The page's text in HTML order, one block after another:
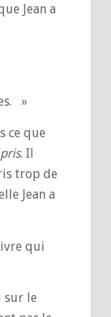
Jean a
»
ce que
. Il
trop de
Jean a
qui
sur le